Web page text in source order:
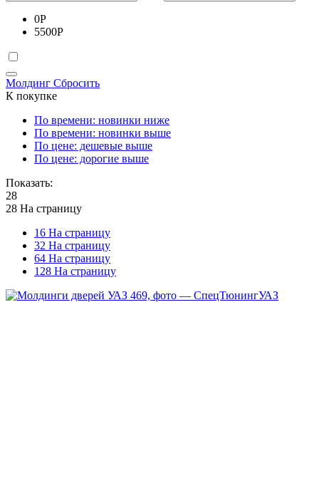
0Р
5500Р
Молдинг Сбросить
К покупке
По времени: новинки ниже
По времени: новинки выше
По цене: дешевые выше
По цене: дорогие выше
Показать:
28
28 На страницу
16 На страницу
32 На страницу
64 На страницу
128 На страницу